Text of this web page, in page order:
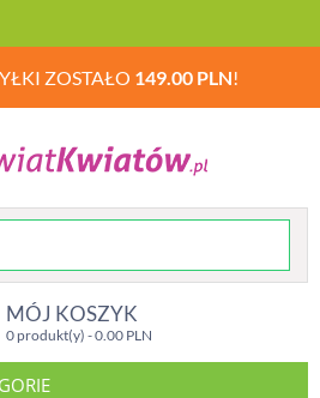
ZOSTAŁO 149.00 PLN!
MÓJ KOSZYK
0 produkt(y) -0.00PLN